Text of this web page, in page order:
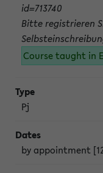
id=713740
Bitte registrieren
Course taught in
Pj
by appointment